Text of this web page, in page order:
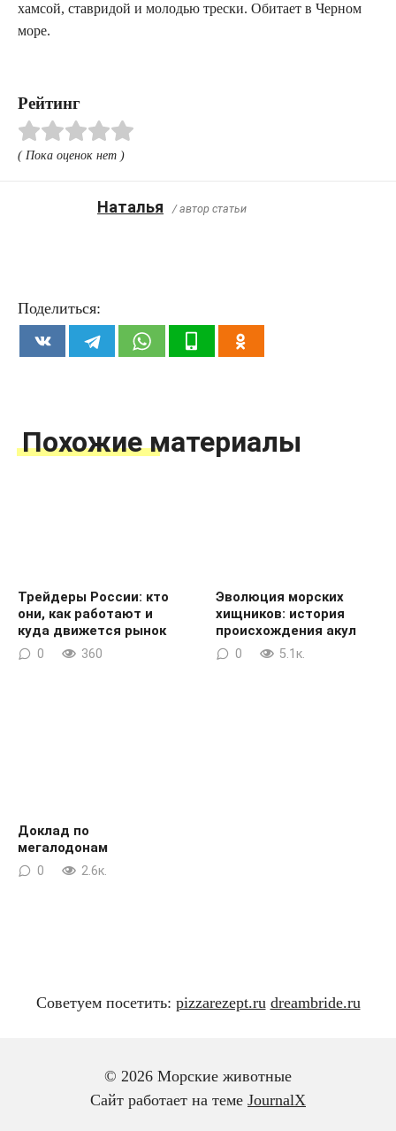
хамсой, ставридой и молодью трески. Обитает в Черном
море.
Рейтинг
( Пока оценок нет )
Наталья / автор статьи
Поделиться:
Похожие материалы
Трейдеры России: кто
они, как работают и
куда движется рынок
0 360
Эволюция морских
хищников: история
происхождения акул
0 5.1к.
Доклад по
мегалодонам
0 2.6к.
© 2026 Морские животные
Сайт работает на теме JournalX
Советуем посетить: pizzarezept.ru dreambride.ru